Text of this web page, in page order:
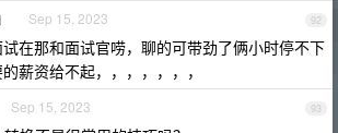
92
Sep 15, 2023
在那和面试官唠，聊的可带劲了俩小时停不下
薪资给不起，，，，，，，
93
Sep 15, 2023